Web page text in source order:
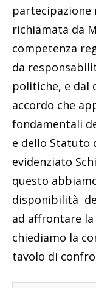
partecipazione
richiamata da
competenza
da
politiche, e dal
accordo che
fondamentali
e dello Statuto
evidenziato
questo
disponibilità
ad affrontare
chiediamo la
tavolo di